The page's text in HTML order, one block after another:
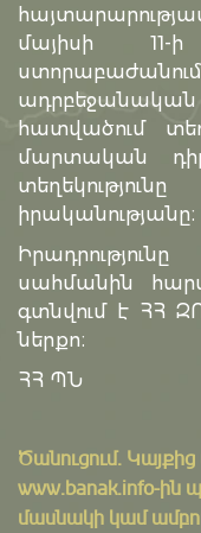
մայիսի
հատվածում
մարտական
իրականությանը։
սահմանին
գտնվում է ՀՀ
ներքո։
ՀՀ ՊՆ
Ծանուցում․ Կայքից
www.banak.info-ին
մասնակի կամ